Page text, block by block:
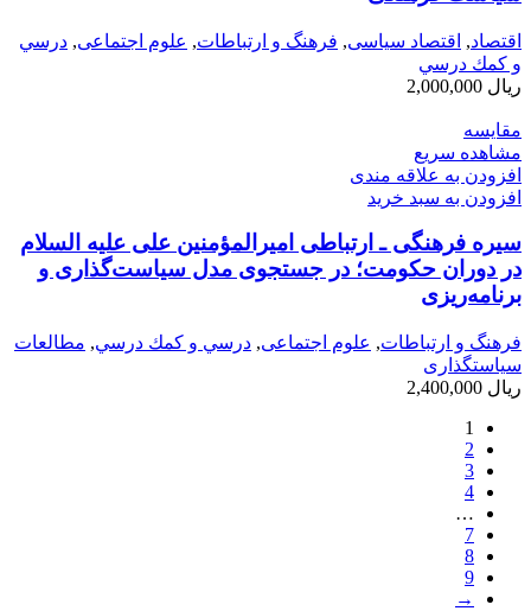
اقتصاد, اقتصاد سیاسی, فرهنگ و ارتباطات, علوم اجتماعی, درسي
و كمك درسي
ریال
مقایسه
مشاهده سریع
افزودن به علاقه مندی
افزودن به سبد خرید
سیره ‌فرهنگی ـ ارتباطی امیرالمؤمنین علی علیه السلام
در دوران حکومت؛ در جستجوی مدل سیاست‌گذاری و
برنامه‌ریزی
فرهنگ و ارتباطات, علوم اجتماعی, درسي و كمك درسي, مطالعات
سیاستگذاری
ریال
1
2
3
4
…
7
8
9
→